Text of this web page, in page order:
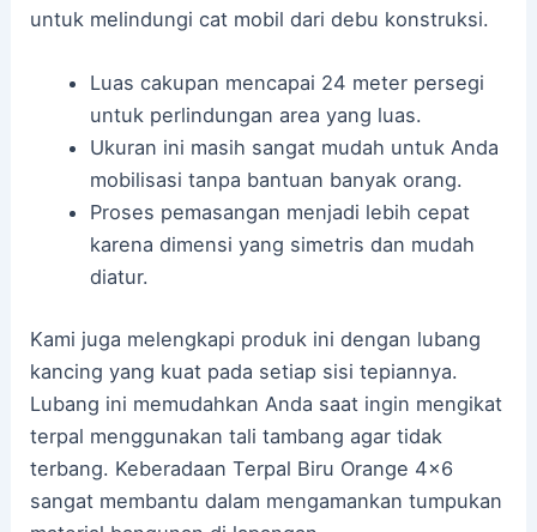
untuk melindungi cat mobil dari debu konstruksi.
Luas cakupan mencapai 24 meter persegi
untuk perlindungan area yang luas.
Ukuran ini masih sangat mudah untuk Anda
mobilisasi tanpa bantuan banyak orang.
Proses pemasangan menjadi lebih cepat
karena dimensi yang simetris dan mudah
diatur.
Kami juga melengkapi produk ini dengan lubang
kancing yang kuat pada setiap sisi tepiannya.
Lubang ini memudahkan Anda saat ingin mengikat
terpal menggunakan tali tambang agar tidak
terbang. Keberadaan Terpal Biru Orange 4×6
sangat membantu dalam mengamankan tumpukan